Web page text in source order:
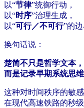
以“节律”统御行动，
以“时序”治理生成，
以“可行／不可行”的
换句话说：
楚简不只是哲学文本，
而是记录早期系统思维
这种对时间秩序的敏感
在现代高速铁路的秒